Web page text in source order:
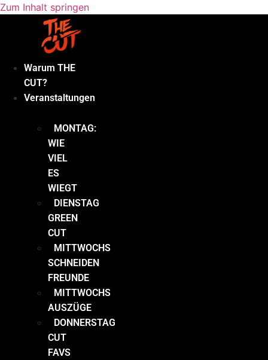
Zum Inhalt springen
Warum THE
CUT?
Veranstaltungen
MONTAG:
WIE
VIEL
ES
WIEGT
DIENSTAG
GREEN
CUT
MITTWOCHS
SCHNEIDEN
FREUNDE
MITTWOCHS
AUSZÜGE
DONNERSTAG
CUT
FAVS